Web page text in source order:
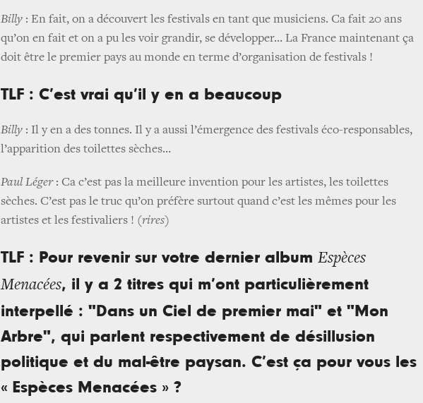
Billy : En fait, on a découvert les festivals en tant que musiciens. Ca fait 20 ans
qu’on en fait et on a pu les voir grandir, se développer… La France maintenant ça
doit être le premier pays au monde en terme d’organisation de festivals !
TLF : C’est vrai qu’il y en a beaucoup
Billy : Il y en a des tonnes. Il y a aussi l’émergence des festivals éco-responsables,
l’apparition des toilettes sèches…
Paul Léger: Ca c’est pas la meilleure invention pour les artistes, les toilettes
sèches. C’est pas le truc qu’on préfère surtout quand c’est les mêmes pour les
artistes et les festivaliers ! (rires)
TLF : Pour revenir sur votre dernier album Espèces
Menacées, il y a 2 titres qui m’ont particulièrement
interpellé : "Dans un Ciel de premier mai" et "Mon
Arbre", qui parlent respectivement de désillusion
politique et du mal-être paysan. C’est ça pour vous les
« Espèces Menacées » ?